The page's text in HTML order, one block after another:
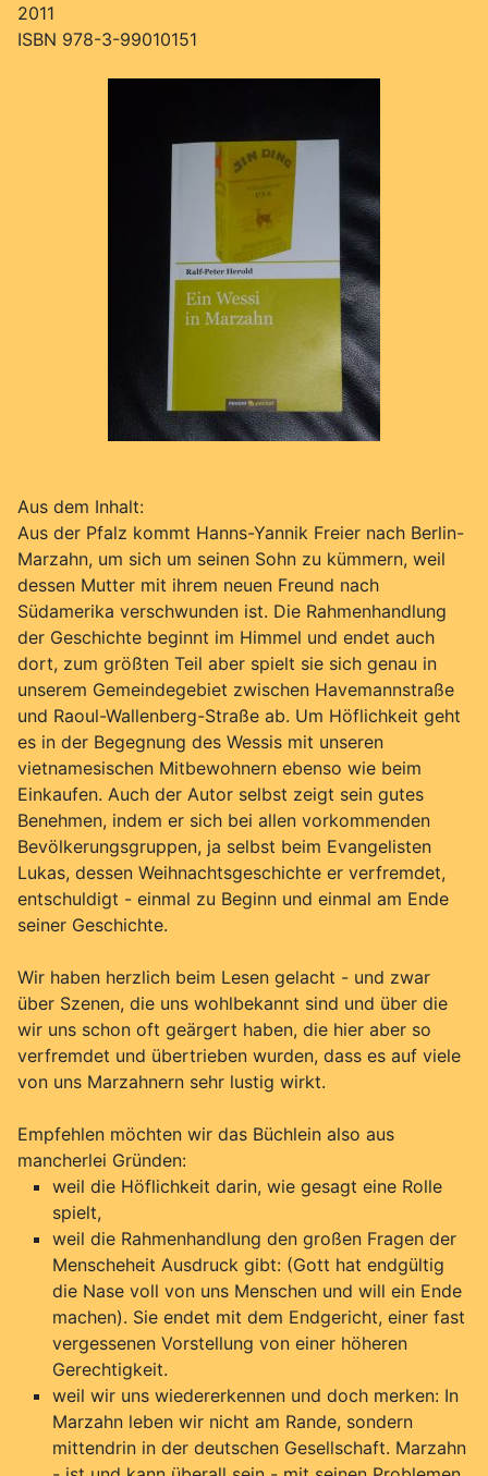
2011
ISBN 978-3-99010151
Aus dem Inhalt:
Aus der Pfalz kommt Hanns-Yannik Freier nach Berlin-
Marzahn, um sich um seinen Sohn zu kümmern, weil
dessen Mutter mit ihrem neuen Freund nach
Südamerika verschwunden ist. Die Rahmenhandlung
der Geschichte beginnt im Himmel und endet auch
dort, zum größten Teil aber spielt sie sich genau in
unserem Gemeindegebiet zwischen Havemannstraße
und Raoul-Wallenberg-Straße ab. Um Höflichkeit geht
es in der Begegnung des Wessis mit unseren
vietnamesischen Mitbewohnern ebenso wie beim
Einkaufen. Auch der Autor selbst zeigt sein gutes
Benehmen, indem er sich bei allen vorkommenden
Bevölkerungsgruppen, ja selbst beim Evangelisten
Lukas, dessen Weihnachtsgeschichte er verfremdet,
entschuldigt - einmal zu Beginn und einmal am Ende
seiner Geschichte.
Wir haben herzlich beim Lesen gelacht - und zwar
über Szenen, die uns wohlbekannt sind und über die
wir uns schon oft geärgert haben, die hier aber so
verfremdet und übertrieben wurden, dass es auf viele
von uns Marzahnern sehr lustig wirkt.
Empfehlen möchten wir das Büchlein also aus
mancherlei Gründen:
weil die Höflichkeit darin, wie gesagt eine Rolle
spielt,
weil die Rahmenhandlung den großen Fragen der
Menscheheit Ausdruck gibt: (Gott hat endgültig
die Nase voll von uns Menschen und will ein Ende
machen). Sie endet mit dem Endgericht, einer fast
vergessenen Vorstellung von einer höheren
Gerechtigkeit.
weil wir uns wiedererkennen und doch merken: In
Marzahn leben wir nicht am Rande, sondern
mittendrin in der deutschen Gesellschaft. Marzahn